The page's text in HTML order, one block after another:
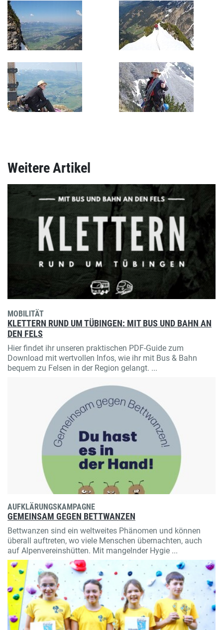
Weitere Artikel
MOBILITÄT
KLETTERN RUND UM TÜBINGEN: MIT BUS UND BAHN AN
DEN FELS
Hier findet ihr unseren praktischen PDF-Guide zum
Download mit wertvollen Infos, wie ihr mit Bus & Bahn
bequem zu Felsen in der Region gelangt. ...
AUFKLÄRUNGSKAMPAGNE
GEMEINSAM GEGEN BETTWANZEN
Bettwanzen sind ein weltweites Phänomen und können
überall auftreten, wo viele Menschen übernachten, auch
auf Alpenvereinshütten. Mit mangelnder Hygie ...